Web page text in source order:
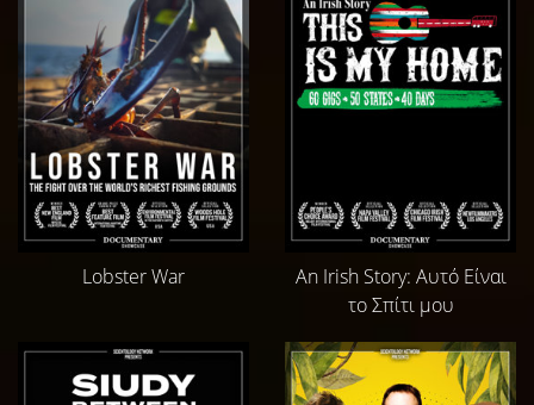
Lobster War
An Irish Story: Αυτό Είναι
το Σπίτι μου